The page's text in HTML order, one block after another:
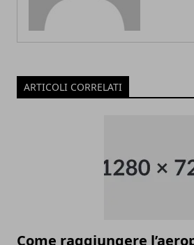
ARTICOLI CORRELATI
Come raggiungere